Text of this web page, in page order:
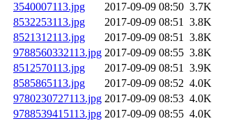
3540007113.jpg
2017-09-09 08:50 3.7K
8532253113.jpg
2017-09-09 08:51 3.8K
8521312113.jpg
2017-09-09 08:51 3.8K
9788560332113.jpg 2017-09-09 08:55 3.8K
8512570113.jpg
2017-09-09 08:51 3.9K
8585865113.jpg
2017-09-09 08:52 4.0K
9780230727113.jpg 2017-09-09 08:53 4.0K
9788539415113.jpg 2017-09-09 08:55 4.0K